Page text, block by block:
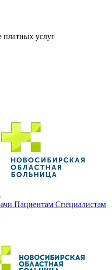
платных услуг
Пациентам Специалистам